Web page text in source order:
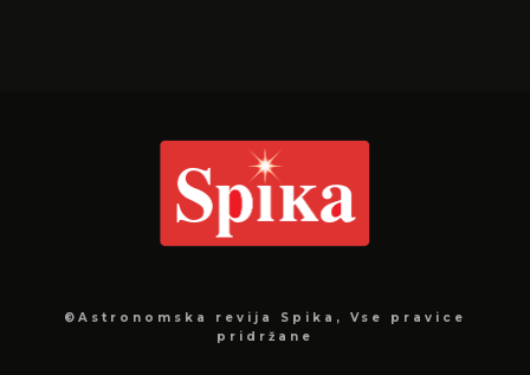
©Astronomska revija Spika, Vse pravice
pridržane